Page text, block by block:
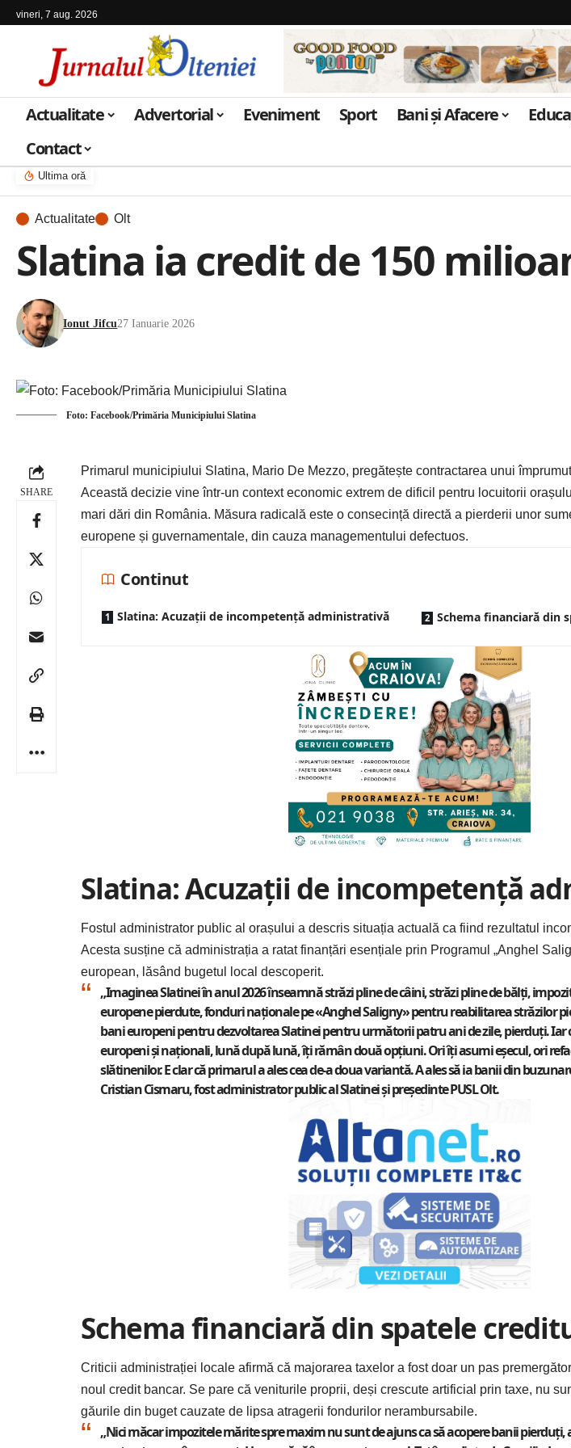
vineri, 7 aug. 2026
Actualitate Advertorial Eveniment Sport Bani și Afacere
Contact
Ultima oră
Actualitate Olt
Slatina ia credit de 150
Ionut Jifcu27 Ianuarie 2026
Foto: Facebook/Primăria Municipiului Slatina
SHARE
Primarul municipiului Slatina, Mario De Mezzo, pregătește contractarea unui
Această decizie vine într-un context economic extrem de dificil pentru locuitorii
mari dări din România. Măsura radicală este o consecință directă a pierderii unor
europene și guvernamentale, din cauza managementului defectuos.
Continut
Slatina: Acuzații de incompetență administrativă Schema financiară din
Slatina: Acuzații de incompetență
Fostul administrator public al orașului a descris situația actuală ca fiind rezultatul
Acesta susține că administrația a ratat finanțări esențiale prin Programul „Anghel
european, lăsând bugetul local descoperit.
„ImagineaSlatineiîn anul 2026 înseamnă străzi pline de câini, străzi pline de bălți,
europene pierdute, fonduri naționale pe «Anghel Saligny» pentru reabilitarea străzilor
bani europeni pentru dezvoltarea Slatinei pentru următorii patru ani de zile, pierduți. Iar
europeni și naționali, lună după lună, îți rămân două opțiuni. Ori îți asumi eșecul, ori
slătinenilor. E clar că primarul a ales cea de-a doua variantă. A ales să ia banii din
Cristian Cismaru, fost administrator public al Slatinei și președinte PUSL Olt.
Schema financiară din spatele
Criticii administrației locale afirmă că majorarea taxelor a fost doar un pas
noul credit bancar. Se pare că veniturile proprii, deși crescute artificial prin taxe, nu
găurile din buget cauzate de lipsa atragerii fondurilor nerambursabile.
„Nici măcar impozitele mărite spre maxim nu sunt de ajuns ca să acopere banii pierduți,